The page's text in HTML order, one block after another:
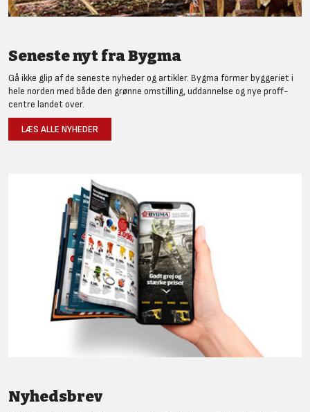
Seneste nyt fra Bygma
Gå ikke glip af de seneste nyheder og artikler. Bygma former byggeriet i
hele norden med både den grønne omstilling, uddannelse og nye proff-
centre landet over.
LÆS ALLE NYHEDER
Nyhedsbrev